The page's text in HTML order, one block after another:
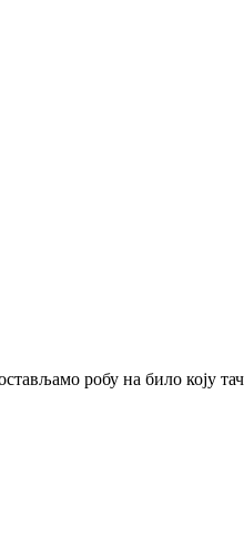
робу на било коју